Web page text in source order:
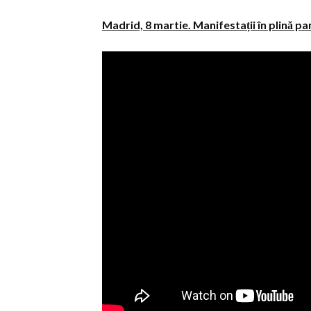
Madrid, 8 martie. Manifestații în plină